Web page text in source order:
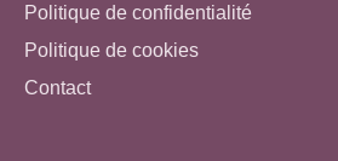
Politique de confidentialité
Politique de cookies
Contact